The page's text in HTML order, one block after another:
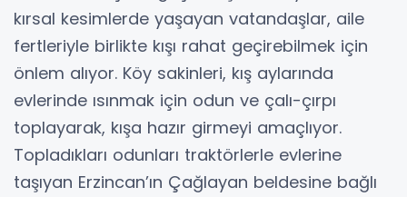
kırsal kesimlerde yaşayan vatandaşlar, aile
fertleriyle birlikte kışı rahat geçirebilmek için
önlem alıyor. Köy sakinleri, kış aylarında
evlerinde ısınmak için odun ve çalı-çırpı
toplayarak, kışa hazır girmeyi amaçlıyor.
Topladıkları odunları traktörlerle evlerine
taşıyan Erzincan’ın Çağlayan beldesine bağlı